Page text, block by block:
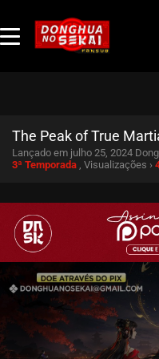
The Peak of True
Lançado em julho 25, 2024
3ª Temporada , Visualizações ›